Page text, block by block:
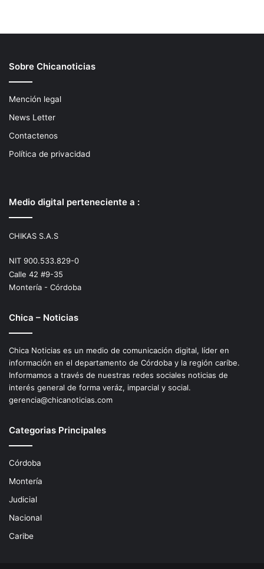
Sobre Chicanoticias
Mención legal
News Letter
Contactenos
Política de privacidad
Medio digital perteneciente a :
CHIKAS S.A.S
NIT 900.533.829-0
Calle 42 #9-35
Montería - Córdoba
Chica – Noticias
Chica Noticias es un medio de comunicación digital, líder en
información en el departamento de Córdoba y la región caríbe.
Informamos a través de nuestras redes sociales noticias de
interés general de forma veráz, imparcial y social.
gerencia@chicanoticias.com
Categorias Principales
Córdoba
Montería
Judicial
Nacional
Caribe